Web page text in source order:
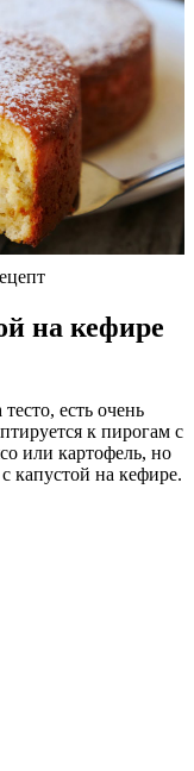
на кефире
есть очень
к пирогам с
или картофель, но
капустой на кефире.